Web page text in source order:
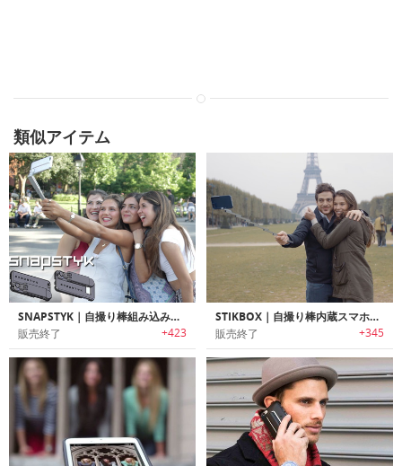
類似アイテム
SNAPSTYK｜自撮り棒組み込み型iPhoneケース「スナップスティック」
販売終了 +423
STIKBOX｜自撮り棒内蔵スマホケース「スティックボックス」
販売終了 +345